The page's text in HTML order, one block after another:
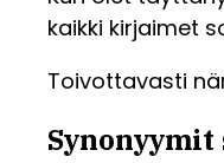
kaikki kirjaimet
Toivottavasti